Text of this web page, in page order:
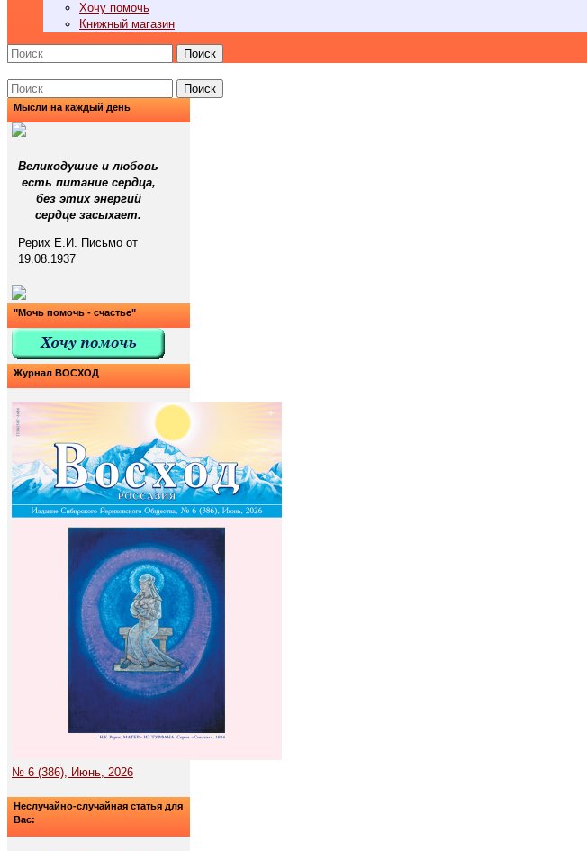
Хочу помочь
Книжный магазин
Поиск
Поиск
Мысли на каждый день
Великодушие и любовь
есть питание сердца,
без этих энергий
сердце засыхает.
Рерих Е.И. Письмо от
19.08.1937
"Мочь помочь - счастье"
Журнал ВОСХОД
№ 6 (386), Июнь, 2026
Неслучайно-случайная статья для
Вас: